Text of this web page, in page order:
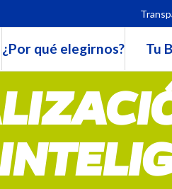
¿Por qué elegirnos? Tu